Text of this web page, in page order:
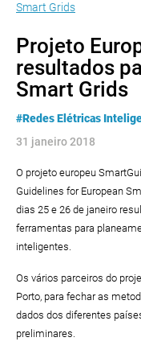
Smart Grids
Projeto
resultados
Smart Grids
#Redes Elétricas
31 janeiro 2018
O projeto europeu
Guidelines for European
dias 25 e 26 de janeiro
ferramentas para
inteligentes.
Os vários parceiros do
Porto, para fechar as
dados dos diferentes
preliminares.